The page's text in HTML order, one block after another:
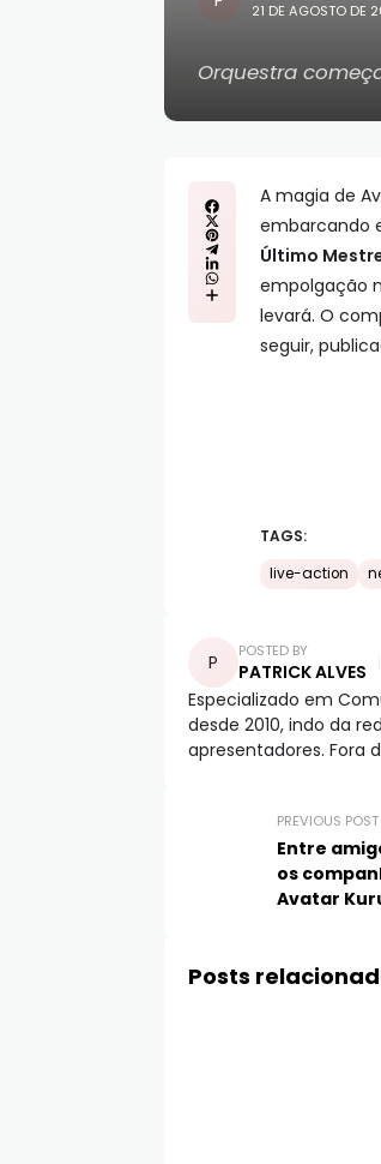
21 DE AGOSTO DE
Orquestra
A magia de
embarcando
Último
empolgação
levará. O
seguir,
TAGS:
live-action
POSTED BY
PATRICK ALVES
Especializado em
desde 2010, indo da
apresentadores. Fora
PREVIOUS POST
Entre
os
Avatar
Posts